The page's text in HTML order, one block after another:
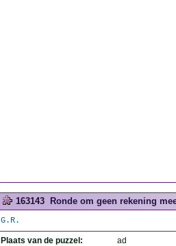
163143 Ronde om geen rekening
G.R.
Plaats van de puzzel:
ad